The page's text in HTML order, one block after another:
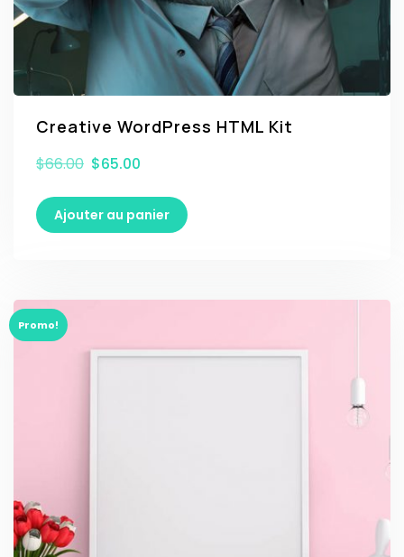
Creative WordPress HTML Kit
$66.00 $65.00
Ajouter au panier
Promo!